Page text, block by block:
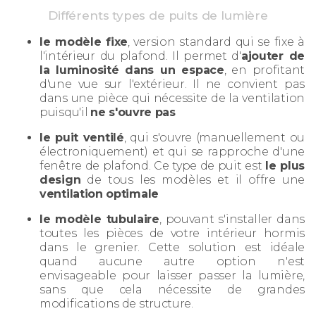
Différents types de puits de lumière
le modèle fixe , version standard qui se fixe à
l'intérieur du plafond. Il permet d'ajouter de
la luminosité dans un espace , en profitant
d'une vue sur l'extérieur. Il ne convient pas
dans une pièce qui nécessite de la ventilation
puisqu'il ne s'ouvre pas
le puit ventilé , qui s'ouvre (manuellement ou
électroniquement) et qui se rapproche d'une
fenêtre de plafond. Ce type de puit est le plus
design de tous les modèles et il offre une
ventilation optimale
le modèle tubulaire , pouvant s'installer dans
toutes les pièces de votre intérieur hormis
dans le grenier. Cette solution est idéale
quand aucune autre option n'est
envisageable pour laisser passer la lumière,
sans que cela nécessite de grandes
modifications de structure.